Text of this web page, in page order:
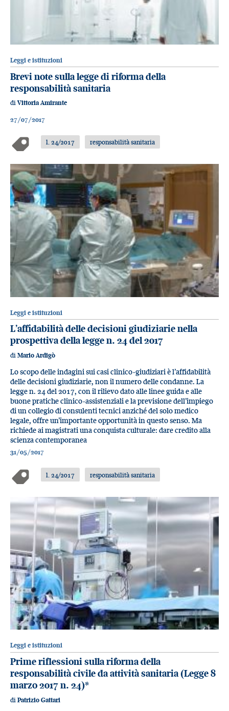
Leggi e istituzioni
Brevi note sulla legge di riforma della
responsabilità sanitaria
diVittoria Amirante
27/07/2017
l. 24/2017 responsabilità sanitaria
Leggi e istituzioni
L’affidabilità delle decisioni giudiziarie nella
prospettiva della legge n. 24 del 2017
di Mario Ardigò
Lo scopo delle indagini sui casi clinico-giudiziari è l’affidabilità
delle decisioni giudiziarie, non il numero delle condanne. La
legge n. 24 del 2017, con il rilievo dato alle linee guida e alle
buone pratiche clinico-assistenziali e la previsione dell’impiego
di un collegio di consulenti tecnici anziché del solo medico
legale, offre un’importante opportunità in questo senso. Ma
richiede ai magistrati una conquista culturale: dare credito alla
scienza contemporanea
31/05/2017
l. 24/2017 responsabilità sanitaria
Leggi e istituzioni
Prime riflessioni sulla riforma della
responsabilità civile da attività sanitaria (Legge 8
marzo 2017 n. 24)*
di Patrizio Gattari